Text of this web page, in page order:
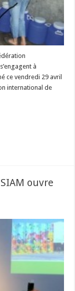
à
ce vendredi 29 avril
international de
ouvre